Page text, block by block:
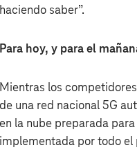
haciendo saber”.
Para hoy, y para el
Mientras los
de una red nacional 5G
en la nube preparada para
implementada por todo el